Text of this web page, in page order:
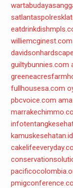
williemcginest.com
guiltybunnies.com
fullhousesa.com
pbcvoice.com
kamuskesehatan.id